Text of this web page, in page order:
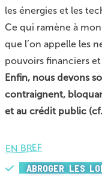
les énergies et les
Ce qui ramène à
que l’on appelle les
pouvoirs financiers
Enfin, nous devons
contraignent,
et au crédit public
EN BREF
ABROGER LES